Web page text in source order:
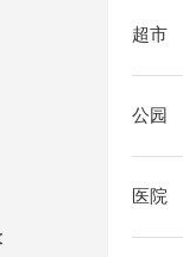
超市
公园
医院